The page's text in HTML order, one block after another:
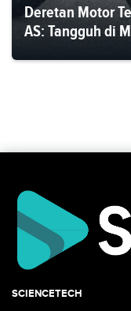
Deretan Motor
AS: Tangguh di
SCIENCETECH